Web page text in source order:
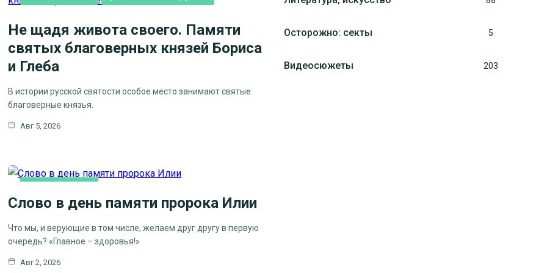
Не щадя живота своего. Памяти
святых благоверных князей Бориса
и Глеба
В истории русской святости особое место занимают святые
благоверные князья.
Авг 5, 2026
ЦЕРКОВНЫЕ ПРАЗДНИКИ
Слово в день памяти пророка Илии
Что мы, и верующие в том числе, желаем друг другу в первую
очередь? «Главное – здоровья!»
Авг 2, 2026
Осторожно: секты 5
Видеосюжеты 203